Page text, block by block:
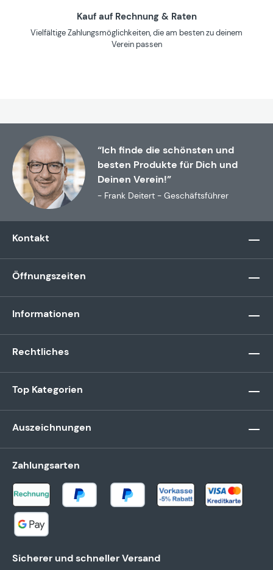
Kauf auf Rechnung & Raten
Vielfältige Zahlungsmöglichkeiten, die am besten zu deinem
Verein passen
“Ich finde die schönsten und
besten Produkte für Dich und
Deinen Verein!”
- Frank Deitert - Geschäftsführer
Kontakt
Öffnungszeiten
Informationen
Rechtliches
Top Kategorien
Auszeichnungen
Zahlungsarten
Sicherer und schneller Versand